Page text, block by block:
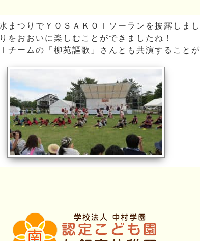
まつりでＹＯＳＡＫＯＩソーランを披露しまし
をおおいに楽しむことができましたね！
チームの「柳苑謳歌」さんとも共演することが